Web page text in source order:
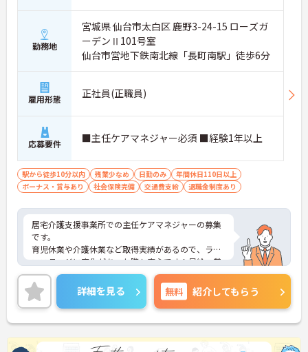
勤務地
宮城県 仙台市太白区 鹿野3-24-15 ローズガ
ーデンⅡ101号室
仙台市営地下鉄南北線「長町南駅」徒歩6分
雇用形態 正社員(正職員)
応募要件 ■主任ケアマネジャー必須 ■経験1年以上
駅から徒歩10分以内 残業少なめ 日勤のみ
年間休日110日以上
ボーナス・賞与あり
社会保険完備 交通費支給 退職金制度あり
居宅介護支援事業所での主任ケアマネジャーの募集
です。
育児休業や介護休業など取得実績があるので、ライ
フステージに変化があった際も安心です！昇給・賞
与ありのため、あなたの頑張りがしっかり評価され
ます。
ご興味のある方には、面接対策ポイントなど、さら
に詳細をお話しいたしますのでお気軽にご相談くだ
さい！
詳細を見る 無料 紹介してもらう